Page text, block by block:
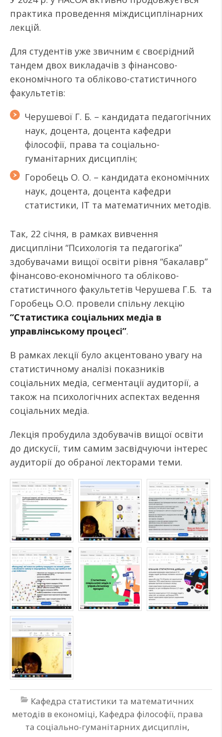
практика проведення міждисциплінарних
лекцій.
Для студентів уже звичним є своєрідний
тандем двох викладачів з фінансово-
економічного та обліково-статистичного
факультетів:
Черушевої Г. Б. – кандидата педагогічних
наук, доцента, доцента кафедри
філософії, права та соціально-
гуманітарних дисциплін;
Горобець О. О. – кандидата економічних
наук, доцента, доцента кафедри
статистики, ІТ та математичних методів.
Так, 22 січня, в рамках вивчення
дисципліни “Психологія та педагогіка”
здобувачами вищої освіти рівня “бакалавр”
фінансово-економічного та обліково-
статистичного факультетів Черушева Г.Б. та
Горобець О.О. провели спільну лекцію
“Статистика соціальних медіа в
управлінському процесі”.
В рамках лекції було акцентовано увагу на
статистичному аналізі показників
соціальних медіа, сегментації аудиторії, а
також на психологічних аспектах ведення
соціальних медіа.
Лекція пробудила здобувачів вищої освіти
до дискусії, тим самим засвідчуючи інтерес
аудиторії до обраної лекторами теми.
Кафедра статистики та математичних
методів в економіці, Кафедра філософії, права
та соціально-гуманітарних дисциплін,